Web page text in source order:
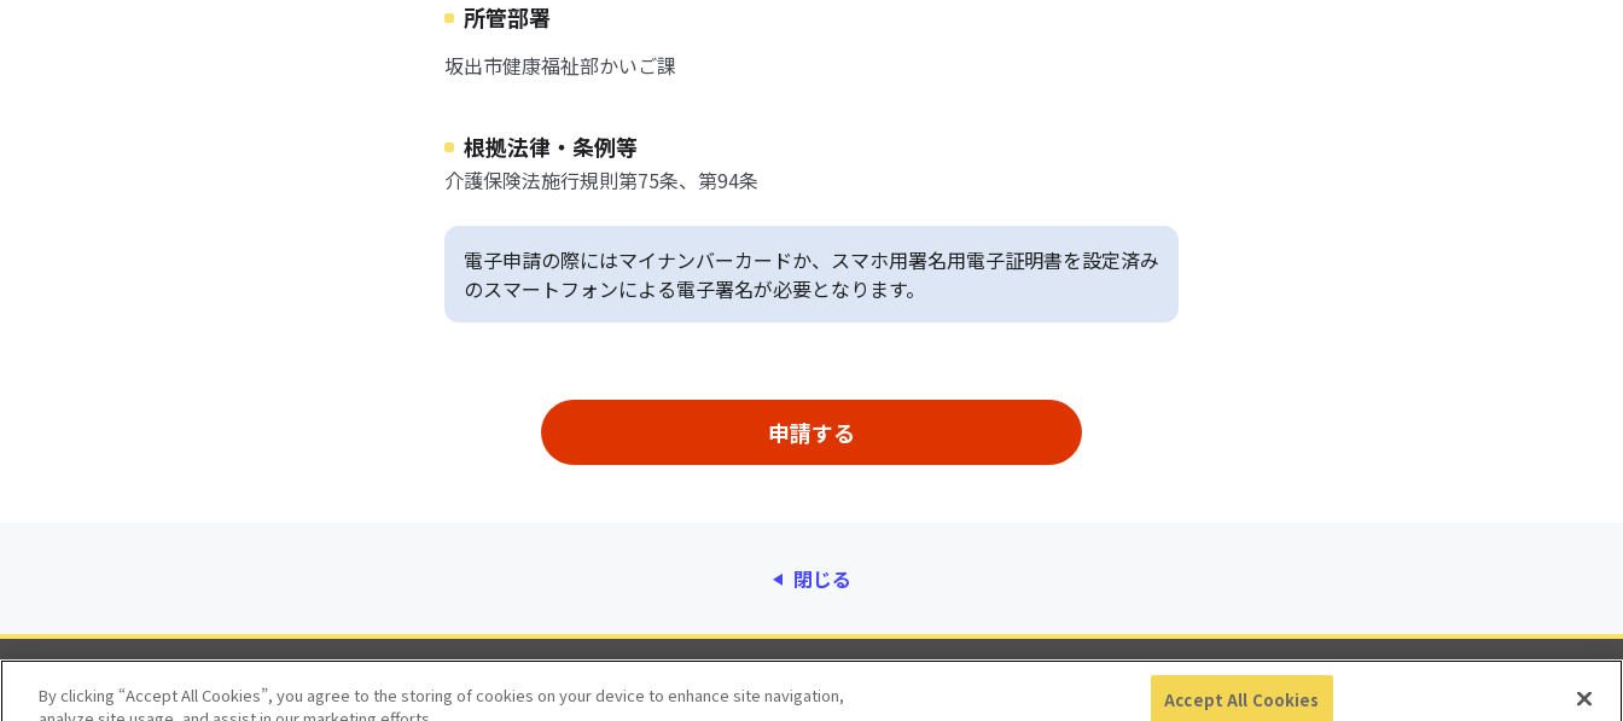
所管部署
坂出市健康福祉部かいご課
根拠法律・条例等
介護保険法施行規則第75条、第94条
電子申請の際にはマイナンバーカードか、スマホ用署名用電子証明書を設定済み
のスマートフォンによる電子署名が必要となります。
閉じる
動作環境 個人情報保護 利用規約 アクセシビリティ
By clicking “Accept All Cookies”, you agree to the storing of cookies on your device to enhance site navigation,
Accept All Cookies